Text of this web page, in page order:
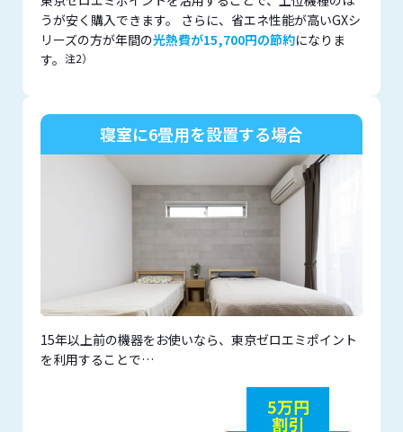
うが安く購入できます。 さらに、省エネ性能が高いGXシ
リーズの方が年間の光熱費が15,700円の節約になりま
す。 注2）
寝室に6畳用を設置する場合
15年以上前の機器をお使いなら、東京ゼロエミポイント
を利用することで…